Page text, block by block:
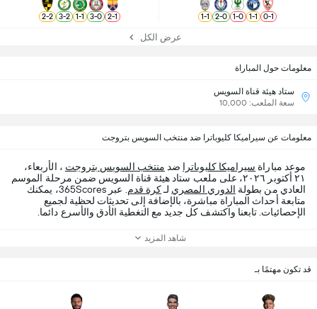
معلومات حول المباراة
ستاد هيئة قناة السويس
سعة الملعب: 10,000
1
-
0
1
-
1
0
-
1
0
-
2
1
-
1
1
-
2
0
-
3
1
-
1
2
-
3
2
-
2
عرض الكل
معلومات عن سيراميكا كليوباترا ضد منتخب السويس بتروجت
موعد مباراة سيراميكا كليوباترا ضد منتخب السويس بتروجت ، الأربعاء،
٢١ أكتوبر ٢٠٢٦، على ملعب ستاد هيئة قناة السويس ضمن مرحلة الموسم
العادي من بطولة الدوري المصري لـكرة قدم
. عبر 365Scores، يمكنك
متابعة أحداث المباراة مباشرة، بالإضافة إلى تحديثات لحظية لجميع
الإحصائيات. تابعنا واكتشف كل جديد مع التغطية الأدق والأسرع دائما.
شاهد المزيد
قد تكون مهتمًا بـ